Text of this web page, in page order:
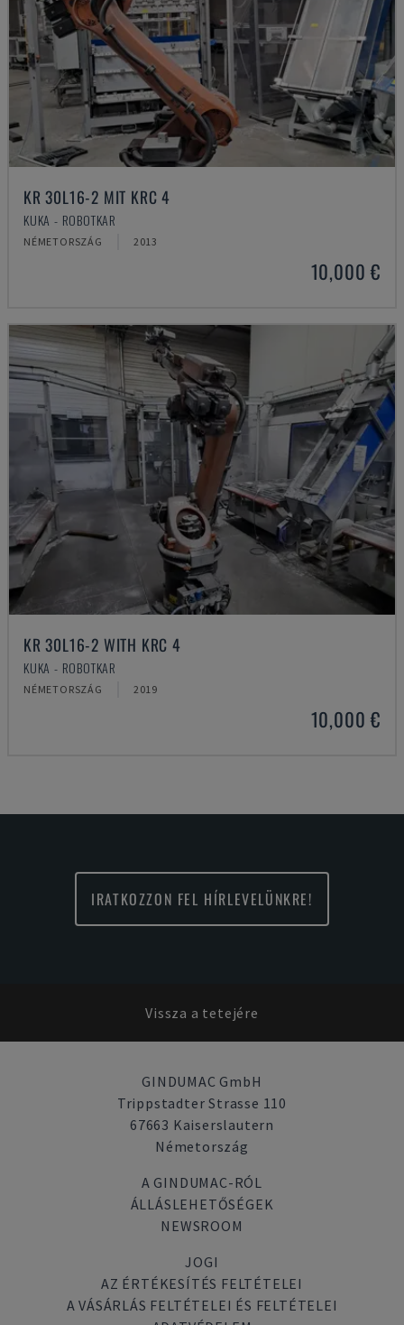
KR 30L16-2 MIT KRC 4
KUKA - ROBOTKAR
NÉMETORSZÁG 2013
10,000 €
KR 30L16-2 WITH KRC 4
KUKA - ROBOTKAR
NÉMETORSZÁG 2019
10,000 €
IRATKOZZON FEL HÍRLEVELÜNKRE!
Vissza a tetejére
GINDUMAC GmbH
Trippstadter Strasse 110
67663 Kaiserslautern
Németország
A GINDUMAC-RÓL
ÁLLÁSLEHETŐSÉGEK
NEWSROOM
JOGI
AZ ÉRTÉKESÍTÉS FELTÉTELEI
A VÁSÁRLÁS FELTÉTELEI ÉS FELTÉTELEI